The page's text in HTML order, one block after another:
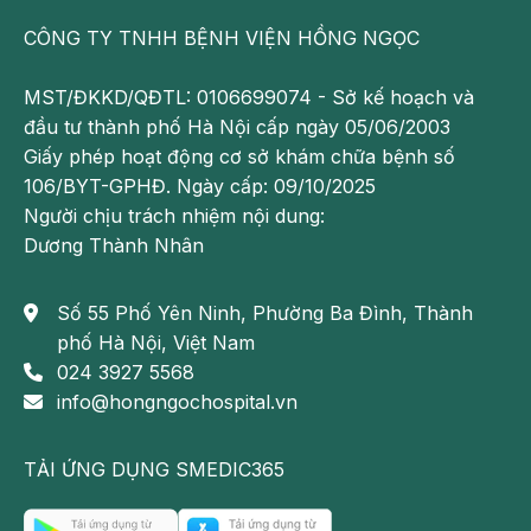
dẫn của bác sĩ. Việc tự ý uống thuốc rất dễ gặp phải
những tác dụng phụ không mong muốn, gây ảnh hưởng
đến sức khỏe bản thân.
CÔNG TY TNHH BỆNH VIỆN HỒNG NGỌC
MST/ĐKKD/QĐTL: 0106699074 - Sở kế hoạch và
đầu tư thành phố Hà Nội cấp ngày 05/06/2003
Giấy phép hoạt động cơ sở khám chữa bệnh số
106/BYT-GPHĐ. Ngày cấp: 09/10/2025
Người chịu trách nhiệm nội dung:
Dương Thành Nhân
Số 55 Phố Yên Ninh, Phường Ba Đình, Thành
phố Hà Nội, Việt Nam
024 3927 5568
info@hongngochospital.vn
TẢI ỨNG DỤNG SMEDIC365